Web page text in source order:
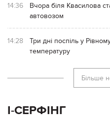
14:36
Вчора біля Квасилова
автовозом
14:28
Три дні поспіль у
температуру
Більше
І-СЕРФІНГ